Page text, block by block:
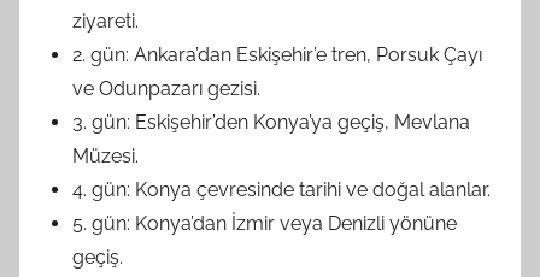
ziyareti.
2. gün: Ankara’dan Eskişehir’e tren, Porsuk Çayı
ve Odunpazarı gezisi.
3. gün: Eskişehir’den Konya’ya geçiş, Mevlana
Müzesi.
4. gün: Konya çevresinde tarihi ve doğal alanlar.
5. gün: Konya’dan İzmir veya Denizli yönüne
geçiş.